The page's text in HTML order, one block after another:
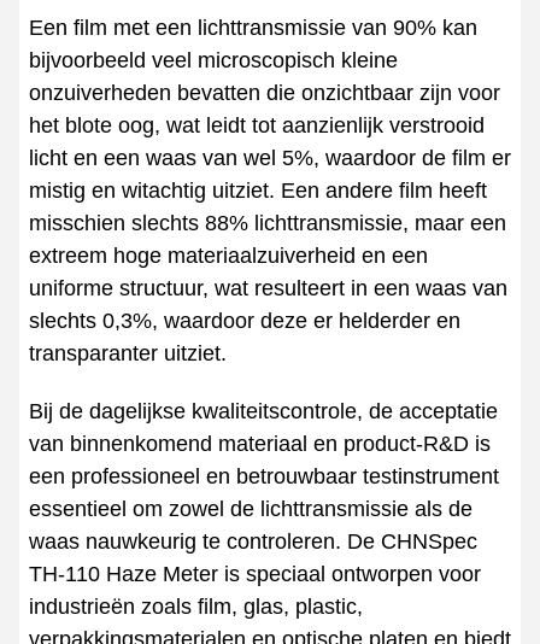
Een film met een lichttransmissie van 90% kan
bijvoorbeeld veel microscopisch kleine
onzuiverheden bevatten die onzichtbaar zijn voor
het blote oog, wat leidt tot aanzienlijk verstrooid
licht en een waas van wel 5%, waardoor de film er
mistig en witachtig uitziet. Een andere film heeft
misschien slechts 88% lichttransmissie, maar een
extreem hoge materiaalzuiverheid en een
uniforme structuur, wat resulteert in een waas van
slechts 0,3%, waardoor deze er helderder en
transparanter uitziet.
Bij de dagelijkse kwaliteitscontrole, de acceptatie
van binnenkomend materiaal en product-R&D is
een professioneel en betrouwbaar testinstrument
essentieel om zowel de lichttransmissie als de
waas nauwkeurig te controleren. De CHNSpec
TH-110 Haze Meter is speciaal ontworpen voor
industrieën zoals film, glas, plastic,